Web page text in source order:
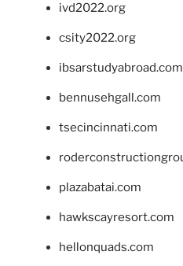
ivd2022.org
csity2022.org
ibsarstudyabroad.com
bennusehgall.com
tsecincinnati.com
plazabatai.com
hawkscayresort.com
hellonquads.com